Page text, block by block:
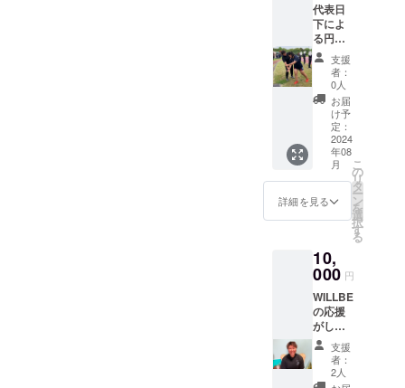
代表日
下によ
る円盤
投マン
ツーマ
ン指導
（２時
間）
（ウエ
イトト
レーニ
ングな
し） 日
下によ
る円盤
ツーマ
ン指導
を行い
ます！
場所：
WILLBE
THROW
CLUB
の活動
支援
者：
0人
お届
け予
定：
2024
年08
月
詳細を見る
こ
の
リ
タ
ー
ン
を
選
択
す
る
10,
000 円
WILLBE
の応援
がした
い！ お
礼のお
手紙を
代表日
支援
者：
2人